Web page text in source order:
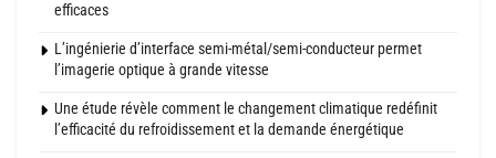
efficaces
L’ingénierie d’interface semi-métal/semi-conducteur permet
l’imagerie optique à grande vitesse
Une étude révèle comment le changement climatique redéfinit
l’efficacité du refroidissement et la demande énergétique